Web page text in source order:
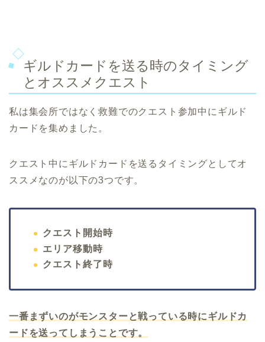
ギルドカードを送る時のタイミング
とオススメクエスト
私は集会所ではなく救難でのクエスト参加中にギルド
カードを集めました。
クエスト中にギルドカードを送るタイミングとしてオ
ススメなのが以下の3つです。
クエスト開始時
エリア移動時
クエスト終了時
一番まずいのがモンスターと戦っている時にギルドカ
ードを送ってしまうことです。